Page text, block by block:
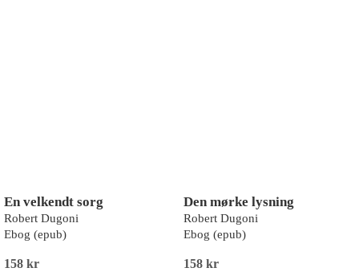
En velkendt sorg
Robert Dugoni
Ebog (epub)
158 kr
Den mørke lysning
Robert Dugoni
Ebog (epub)
158 kr